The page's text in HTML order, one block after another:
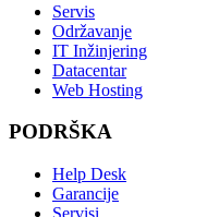
Servis
Održavanje
IT Inžinjering
Datacentar
Web Hosting
PODRŠKA
Help Desk
Garancije
Servisi